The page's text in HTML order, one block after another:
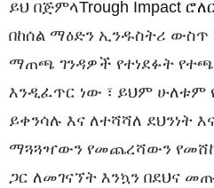
ይህ በጅምላTrough Impact
በከሰል ማዕድን ኢንዱስትሪ ውስጥ
ማጠጫ ገንዳዎች የተነደፉት
እንዲፈጥር ነው ፣ ይህም ሁለቱም
ይቀንሳሉ እና ለተሻሻለ ደህንነት
ማጓጓዣውን የመጨረሻውን
ጋር ለመገናኘት እንኳን በደህና